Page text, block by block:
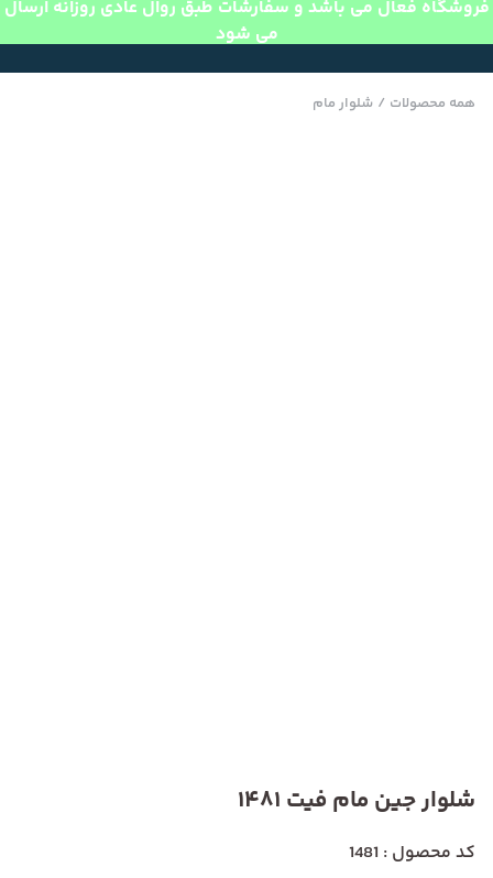
فروشگاه فعال می باشد و سفارشات طبق روال عادی روزانه ارسال
می شود
همه محصولات / شلوار مام
شلوار جین مام فیت 1481
کد محصول : 1481